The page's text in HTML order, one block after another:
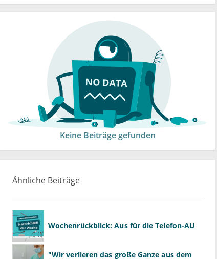
Keine Beiträge gefunden
Ähnliche Beiträge
Wochenrückblick: Aus für die Telefon-AU
"Wir verlieren das große Ganze aus dem